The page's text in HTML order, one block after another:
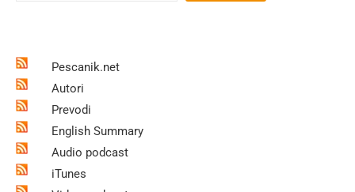
Pescanik.net
Autori
Prevodi
English Summary
Audio podcast
iTunes